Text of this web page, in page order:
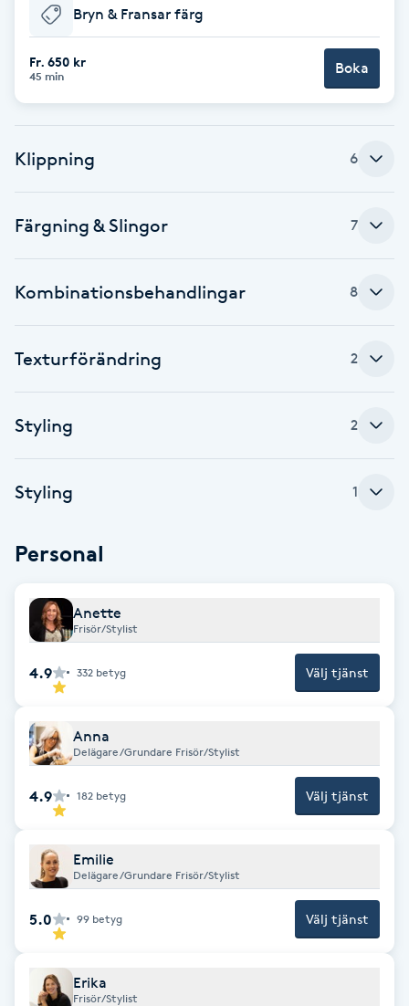
Babylights
Balayage
Barnklippning
BIAB
Bottenfärg
Brynformning
Brynfärgning
Brynplockning
Bröllopsuppsättning
Celluliter
Coachning
Color correction
Cryoterapi
Damklippning
Dermapen
Diamantslipning
Bryn & Fransar färg
Fr. 650 kr
45 min Boka
Klippning 6
Färgning & Slingor 7
Kombinationsbehandlingar 8
Texturförändring 2
Styling 2
Styling 1
Personal
Anette
Frisör/Stylist
4.9 332 betyg Välj tjänst
Anna
Delägare/Grundare Frisör/Stylist
4.9 182 betyg Välj tjänst
Emilie
Delägare/Grundare Frisör/Stylist
5.0 99 betyg Välj tjänst
Erika
Frisör/Stylist